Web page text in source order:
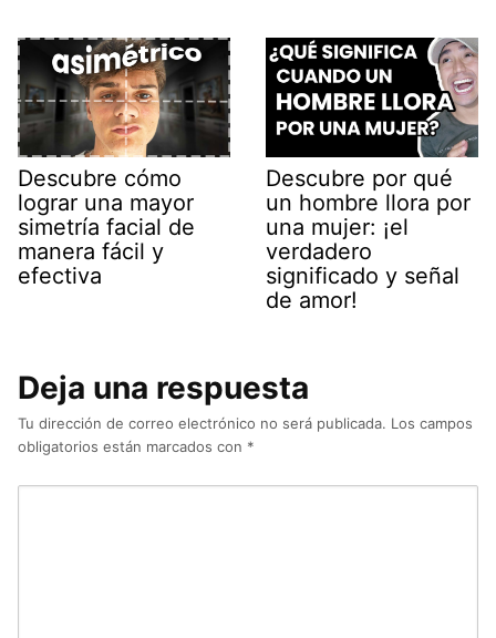
Descubre cómo
lograr una mayor
simetría facial de
manera fácil y
efectiva
Descubre por qué
un hombre llora por
una mujer: ¡el
verdadero
significado y señal
de amor!
Deja una respuesta
Tu dirección de correo electrónico no será publicada. Los campos
obligatorios están marcados con *